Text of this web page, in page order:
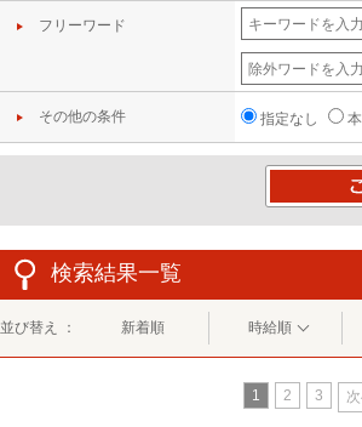
フリーワード
その他の条件 指定なし
検索結果一覧
並び替え ： 新着順 時給順
1 2 3